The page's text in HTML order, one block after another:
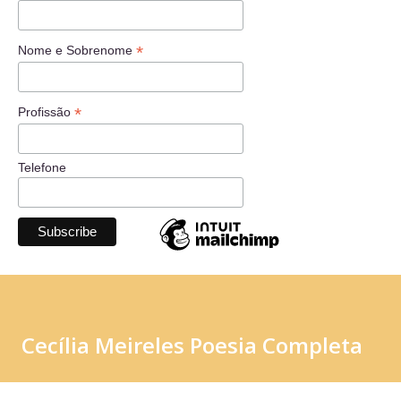
Nome e Sobrenome *
Profissão *
Telefone
Cecília Meireles Poesia Completa